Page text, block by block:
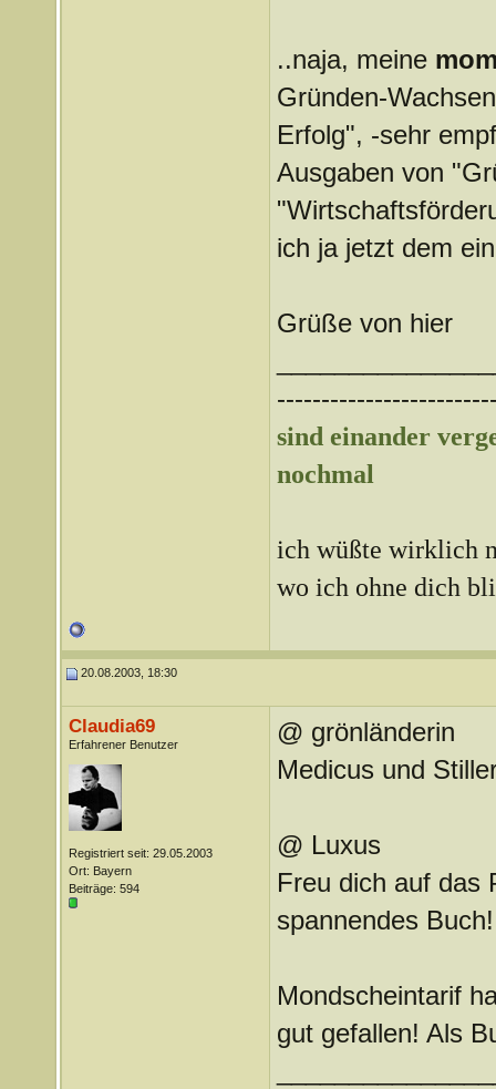
..naja, meine
Gründen-
Erfolg", -sehr
Ausgaben von
ich ja jetzt dem
Grüße von hier
sind einander
nochmal
ich wüßte wirklich
wo ich ohne dich
20.08.2003, 18:30
Claudia69
Erfahrener Benutzer
Registriert seit: 29.05.2003
Ort: Bayern
Beiträge: 594
@ grönländerin
Medicus und
@ Luxus
Freu dich auf das
spannendes
Mondscheintarif
gut gefallen! Als